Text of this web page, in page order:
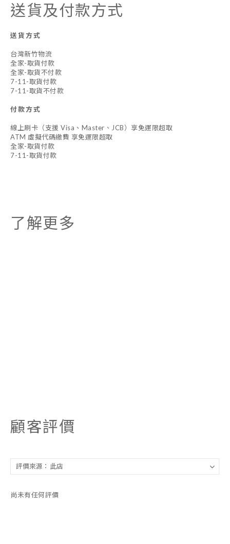
送貨及付款方式
送貨方式
台灣新竹物流
全家-取貨付款
全家-取貨不付款
7-11-取貨付款
7-11-取貨不付款
付款方式
線上刷卡（支援 Visa、Master、JCB）享免運限超取
ATM 虛擬代碼繳費 享免運限超取
全家-取貨付款
7-11-取貨付款
了解更多
顧客評價
尚未有任何評價